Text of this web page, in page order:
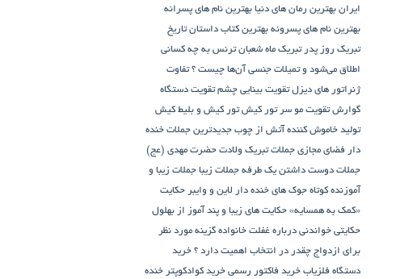
ایران بهترین رمان های دنیا بهترین نام های پسرانه
بهترین نام های پسرونه بهترین کتاب داستان تاریخ
تبریک روز پدر تبریک ماه شعبان ترنس به چه کسانی
اطلاق می‌شود و تمیلات جنسی آن‌ها چیست ؟ تفاوت
ژنراتور های دیزل تقویت بینایی چشم تقویت دستگاه
گوارش تقویت مو سر تور کیش تور کیش و بلیط کیش
تولید خاموش کننده آتش از چوب جدیدترین جملات خنده
دار فضای مجازی جملات تبریک ولادت حضرت مهدی (عج)
جملات دوست داشتن یک طرفه جملات زیبا جملات زیبا و
آموزنده کوتاه جوک های خنده دار لاین و وایبر حکایت
«کمک به همسایه» حکایت های زیبا و پند آموز از بهلول
حکایتی خواندنی درباره غفلت خانواده گزینه مورد نظر
برای ازدواج چقدر در انتخاب اهمیت دارد ؟ خرید
دستگاه فلزیاب خرید فاکتور رسمی خرید کوادکوپتر خنده